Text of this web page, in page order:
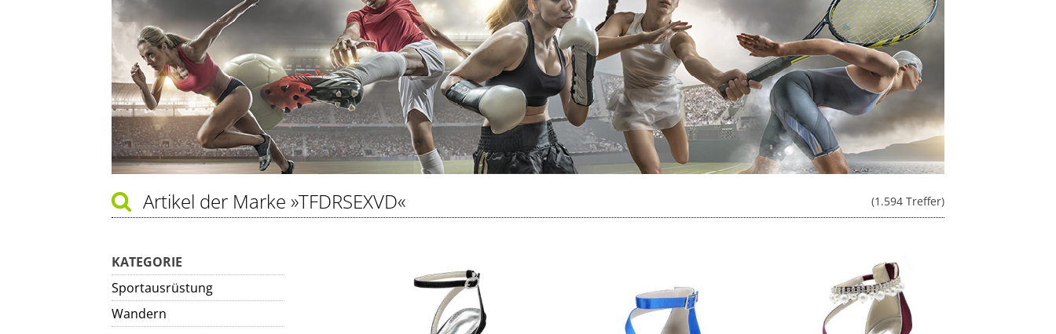
(1.594 Treffer)
Artikel der Marke »TFDRSEXVD«
KATEGORIE
Sportausrüstung
Wandern